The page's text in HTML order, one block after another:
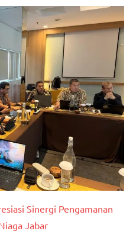
Sinergi Pengamanan
Jabar